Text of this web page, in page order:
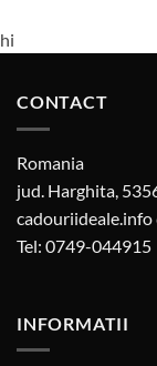
hi
CONTACT
Romania
jud. Harghita,
cadouriideale.info
Tel: 0749-044915
INFORMATII